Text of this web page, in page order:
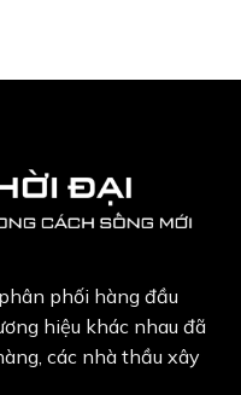
phối hàng đầu
hiệu khác nhau đã
các nhà thầu xây